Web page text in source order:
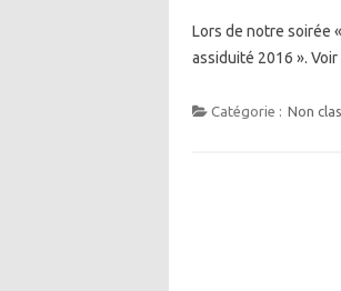
Lors de notre soirée
assiduité 2016 ».
Catégorie : Non